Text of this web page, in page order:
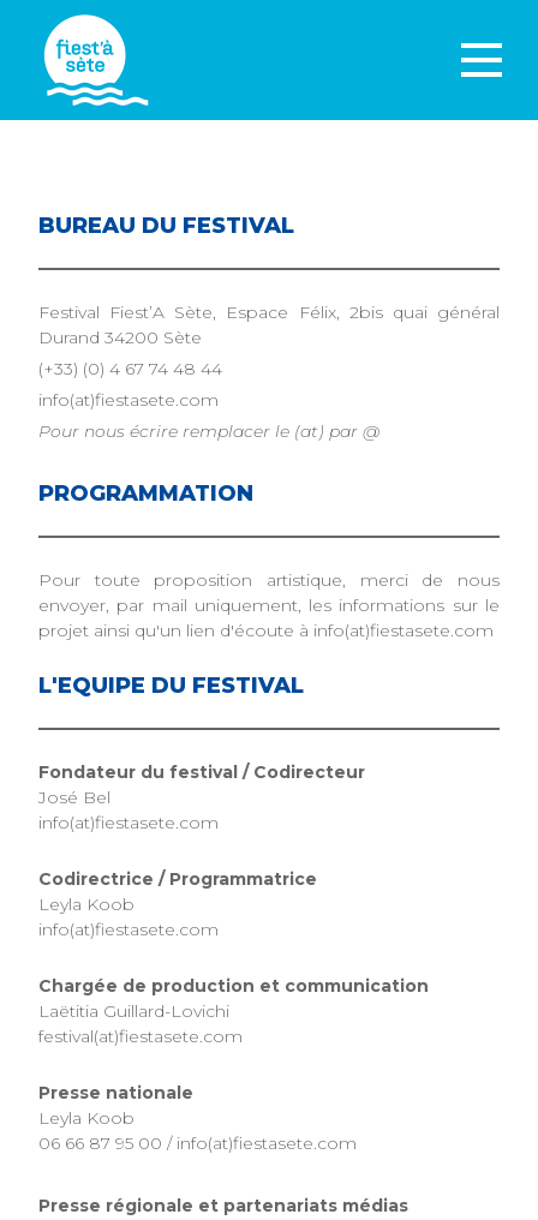
BUREAU DU FESTIVAL
Festival Fiest’A Sète, Espace Félix, 2bis quai général
Durand 34200 Sète
(+33) (0) 4 67 74 48 44
info(at)fiestasete.com
Pour nous écrire remplacer le (at) par @
PROGRAMMATION
Pour toute proposition artistique, merci de nous
envoyer, par mail uniquement, les informations sur le
projet ainsi qu'un lien d'écoute à info(at)fiestasete.com
L'EQUIPE DU FESTIVAL
Fondateur du festival / Codirecteur
José Bel
info(at)fiestasete.com
Codirectrice / Programmatrice
Leyla Koob
info(at)fiestasete.com
Chargée de production et communication
Laëtitia Guillard-Lovichi
festival(at)fiestasete.com
Presse nationale
Leyla Koob
06 66 87 95 00 / info(at)fiestasete.com
Presse régionale et partenariats médias